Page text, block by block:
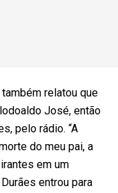
relatou que
José, então
pelo rádio. “A
do meu pai, a
em um
entrou para